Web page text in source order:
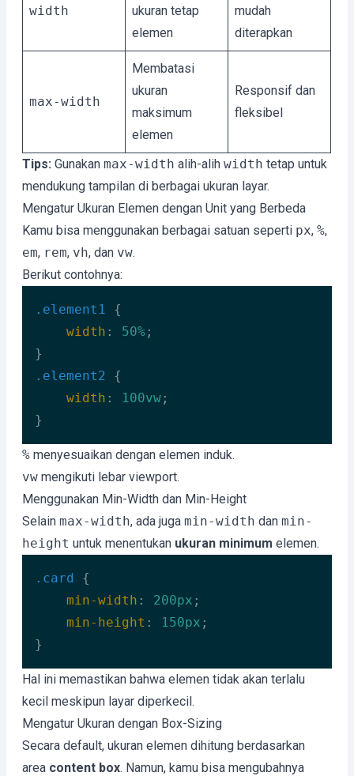
width
ukuran tetap
elemen
mudah
diterapkan
max-width
Membatasi
ukuran
maksimum
elemen
Responsif dan
fleksibel
Tips: Gunakan max-width alih-alih width tetap untuk
mendukung tampilan di berbagai ukuran layar.
Mengatur Ukuran Elemen dengan Unit yang Berbeda
Kamu bisa menggunakan berbagai satuan seperti px, %,
em, rem, vh, dan vw.
Berikut contohnya:
.element1 {
width : 50% ;
.element2 {
width : 100vw ;
}
Code language: CSS (css)
% menyesuaikan dengan elemen induk.
vw mengikuti lebar viewport.
Menggunakan Min-Width dan Min-Height
Selain max-width, ada juga min-width dan min-
height untuk menentukan ukuran minimum elemen.
.card
{
min-width : 200px ;
min-height : 150px ;
}
Code language: CSS (css )
Hal ini memastikan bahwa elemen tidak akan terlalu
kecil meskipun layar diperkecil.
Mengatur Ukuran dengan Box-Sizing
Secara default, ukuran elemen dihitung berdasarkan
area content box. Namun, kamu bisa mengubahnya